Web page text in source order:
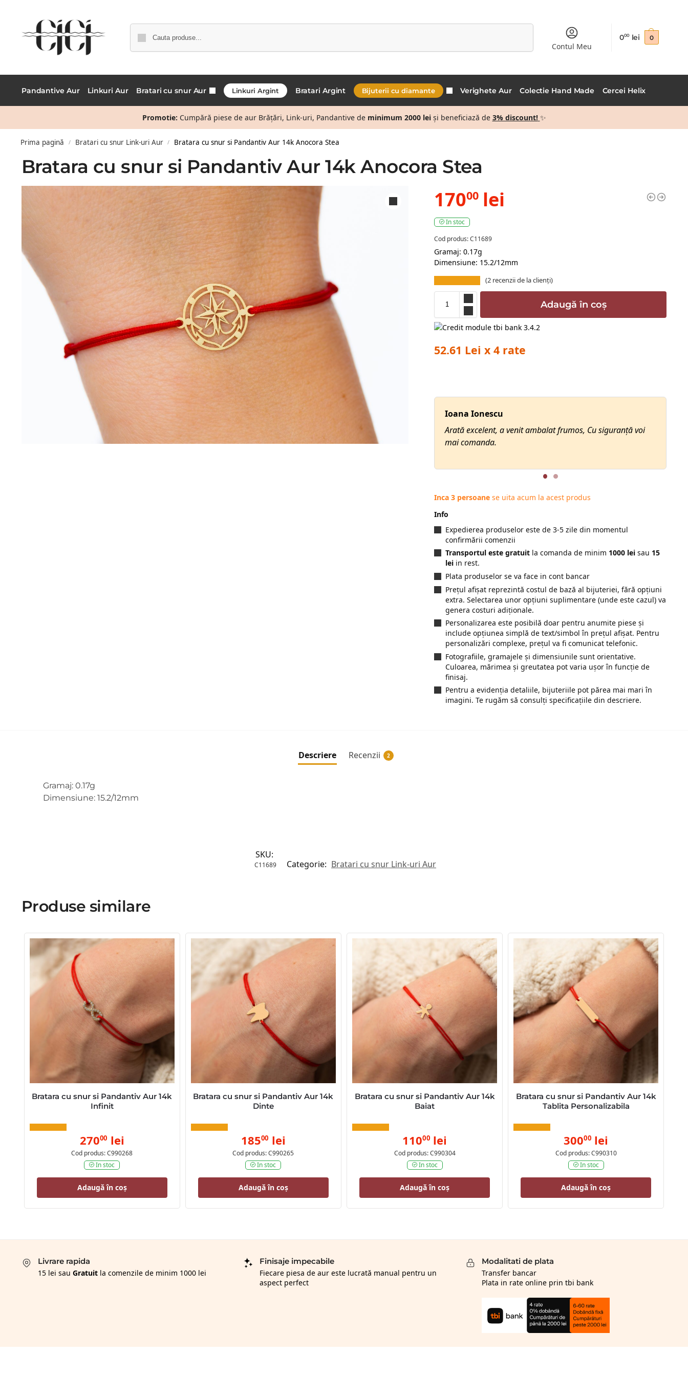
Caută
Contul Meu
000 lei 0
Pandantive Aur Linkuri Aur Bratari cu snur Aur Linkuri Argint Bratari Argint Bijuterii cu diamante Verighete Aur Colectie Hand Made Cercei Helix
Promotie: Cumpără piese de aur Brățări, Link-uri, Pandantive de minimum 2000 leiși beneficiază de 3% discount! ✨
Prima pagină / Bratari cu snur Link-uri Aur / Bratara cu snur si Pandantiv Aur 14k Anocora Stea
Bratara cu snur si Pandantiv Aur 14k Anocora Stea
17000 lei
In stoc
Cod produs: C11689
Gramaj: 0.17g
Dimensiune: 15.2/12mm
(2recenzii de la clienți)
Adaugă în coș
52.61 Lei x 4 rate
Ioana Ionescu
Arată excelent, a venit ambalat frumos, Cu siguranță voi
mai comanda.
Inca 3 persoane se uita acum la acest produs
Info
Expedierea produselor este de 3-5 zile din momentul
confirmării comenzii
Transportul este gratuit la comanda de minim 1000 lei sau 15
lei in rest.
Plata produselor se va face in cont bancar
Prețul afișat reprezintă costul de bază al bijuteriei, fără opțiuni
extra. Selectarea unor opțiuni suplimentare (unde este cazul) va
genera costuri adiționale.
Personalizarea este posibilă doar pentru anumite piese și
include opțiunea simplă de text/simbol în prețul afișat. Pentru
personalizări complexe, prețul va fi comunicat telefonic.
Fotografiile, gramajele și dimensiunile sunt orientative.
Culoarea, mărimea și greutatea pot varia ușor în funcție de
finisaj.
Pentru a evidenția detaliile, bijuteriile pot părea mai mari în
imagini. Te rugăm să consulți specificațiile din descriere.
Descriere Recenzii 2
Gramaj: 0.17g
Dimensiune: 15.2/12mm
SKU:
C11689 Categorie: Bratari cu snur Link-uri Aur
Produse similare
Bratara cu snur si Pandantiv Aur 14k
Infinit
27000 lei
Cod produs: C990268
In stoc
Adaugă în coș
Bratara cu snur si Pandantiv Aur 14k
Dinte
18500 lei
Cod produs: C990265
In stoc
Adaugă în coș
Bratara cu snur si Pandantiv Aur 14k
Baiat
11000 lei
Cod produs: C990304
In stoc
Adaugă în coș
Bratara cu snur si Pandantiv Aur 14k
Tablita Personalizabila
30000 lei
Cod produs: C990310
In stoc
Adaugă în coș
Livrare rapida
15 lei sau Gratuitla comenzile de minim 1000 lei
Finisaje impecabile
Fiecare piesa de aur este lucrată manual pentru un
aspect perfect
Modalitati de plata
Transfer bancar
Plata in rate online prin tbi bank